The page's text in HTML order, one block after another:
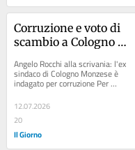
Corruzione e voto di
scambio a Cologno
chiuse. Cosa rischia l’ex
sindaco Rocchi
Angelo Rocchi alla scrivania: l'ex
sindaco di Cologno Monzese è
indagato per corruzione Per
approfondire: Articolo: Inchiesta
Hydra, pesa...
12.07.2026
20
Il Giorno